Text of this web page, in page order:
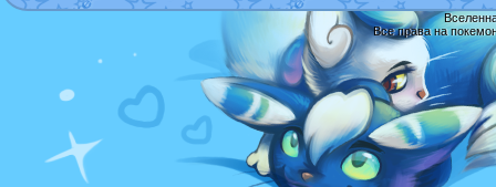
Все права на